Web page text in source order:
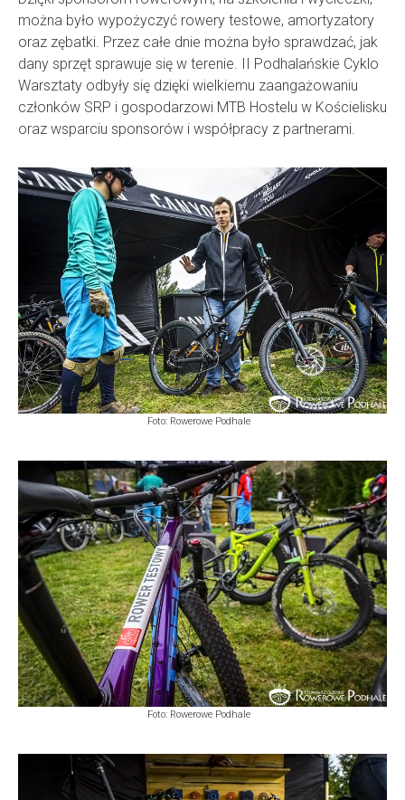
można było wypożyczyć rowery testowe, amortyzatory
oraz zębatki. Przez całe dnie można było sprawdzać, jak
dany sprzęt sprawuje się w terenie. II Podhalańskie Cyklo
Warsztaty odbyły się dzięki wielkiemu zaangażowaniu
członków SRP i gospodarzowi MTB Hostelu w Kościelisku
oraz wsparciu sponsorów i współpracy z partnerami.
Foto: Rowerowe Podhale
Foto: Rowerowe Podhale